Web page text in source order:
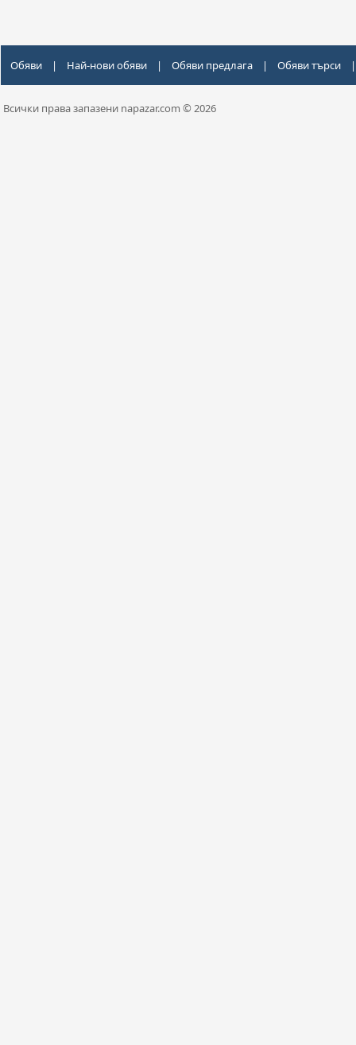
Обяви | Най-нови обяви | Обяви предлага | Обяви търси |
Всички права запазени napazar.com © 2026